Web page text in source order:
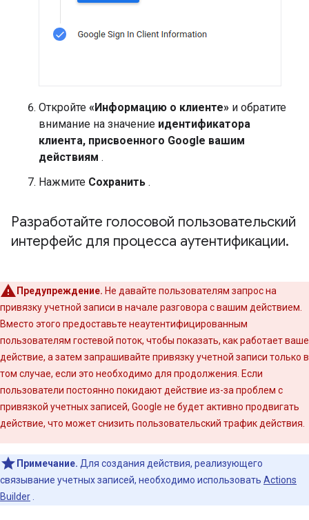
Откройте «Информацию о клиенте» и обратите
внимание на значение идентификатора
клиента, присвоенного Google вашим
действиям .
Нажмите Сохранить .
Разработайте голосовой пользовательский
интерфейс для процесса аутентификации.
Предупреждение. Не давайте пользователям запрос на
привязку учетной записи в начале разговора с вашим действием.
Вместо этого предоставьте неаутентифицированным
пользователям гостевой поток, чтобы показать, как работает ваше
действие, а затем запрашивайте привязку учетной записи только в
том случае, если это необходимо для продолжения. Если
пользователи постоянно покидают действие из-за проблем с
привязкой учетных записей, Google не будет активно продвигать
действие, что может снизить пользовательский трафик действия.
Примечание. Для создания действия, реализующего
связывание учетных записей, необходимо использовать Actions
Builder